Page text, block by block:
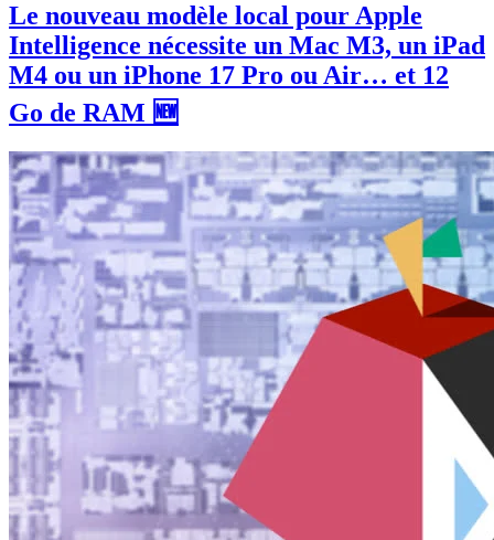
Le nouveau modèle local pour Apple
Intelligence nécessite un Mac M3, un iPad
M4 ou un iPhone 17 Pro ou Air… et 12
Go de RAM 🆕